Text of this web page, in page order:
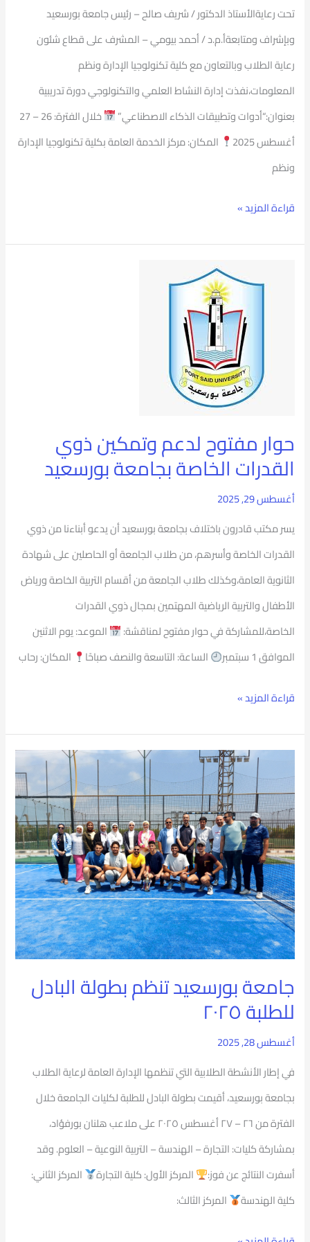
تحت رعايةالأستاذ الدكتور / شريف صالح – رئيس جامعة بورسعيد
وبإشراف ومتابعةأ.م.د / أحمد بيومي – المشرف على قطاع شئون
رعاية الطلاب وبالتعاون مع كلية تكنولوجيا الإدارة ونظم
المعلومات،نفذت إدارة النشاط العلمي والتكنولوجي دورة تدريبية
بعنوان:“أدوات وتطبيقات الذكاء الاصطناعي”
خلال الفترة: 26 – 27
أغسطس 2025
المكان: مركز الخدمة العامة بكلية تكنولوجيا الإدارة
ونظم
قراءة المزيد »
حوار مفتوح لدعم وتمكين ذوي
القدرات الخاصة بجامعة بورسعيد
أغسطس 29, 2025
يسر مكتب قادرون باختلاف بجامعة بورسعيد أن يدعو أبناءنا من ذوي
القدرات الخاصة وأسرهم، من طلاب الجامعة أو الحاصلين على شهادة
الثانوية العامة،وكذلك طلاب الجامعة من أقسام التربية الخاصة ورياض
الأطفال والتربية الرياضية المهتمين بمجال ذوي القدرات
الخاصة،للمشاركة في حوار مفتوح لمناقشة:
الموعد: يوم الاثنين
الموافق 1 سبتمبر
الساعة: التاسعة والنصف صباحًا المكان: رحاب
بجامعة
بورسعيد
قراءة المزيد »
جامعة بورسعيد تنظم بطولة البادل
للطلبة ٢٠٢٥
أغسطس 28, 2025
في إطار الأنشطة الطلابية التي تنظمها الإدارة العامة لرعاية الطلاب
بجامعة بورسعيد، أقيمت بطولة البادل للطلبة لكليات الجامعة خلال
الفترة من ٢٦ – ٢٧ أغسطس ٢٠٢٥ على ملاعب هلنان بورفؤاد،
بمشاركة كليات: التجارة – الهندسة – التربية النوعية – العلوم. وقد
أسفرت النتائج عن فوز:
المركز الأول: كلية التجارة
المركز الثاني:
كلية الهندسة
المركز الثالث:
بورسعيد
تنظم
بطولة
البادل
للطلبة
٢٠٢٥